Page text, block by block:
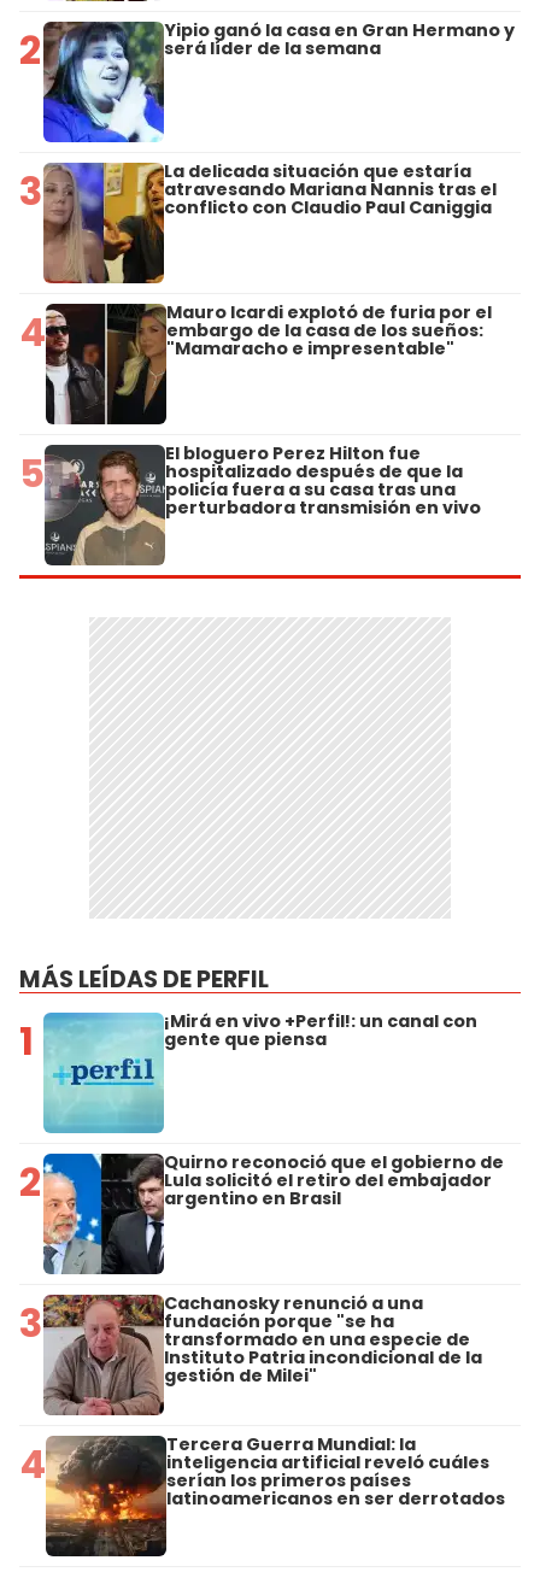
2 Yipio ganó la casa en Gran Hermano y
será líder de la semana
3 La delicada situación que estaría
atravesando Mariana Nannis tras el
conflicto con Claudio Paul Caniggia
4 Mauro Icardi explotó de furia por el
embargo de la casa de los sueños:
"Mamaracho e impresentable"
5 El bloguero Perez Hilton fue
hospitalizado después de que la
policía fuera a su casa tras una
perturbadora transmisión en vivo
MÁS LEÍDAS DE PERFIL
1 ¡Mirá en vivo +Perfil!: un canal con
gente que piensa
2 Quirno reconoció que el gobierno de
Lula solicitó el retiro del embajador
argentino en Brasil
3 Cachanosky renunció a una
fundación porque "se ha
transformado en una especie de
Instituto Patria incondicional de la
gestión de Milei"
4 Tercera Guerra Mundial: la
inteligencia artificial reveló cuáles
serían los primeros países
latinoamericanos en ser derrotados